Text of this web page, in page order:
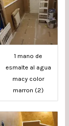
1 mano de
esmalte al agua
macy color
marron (2)